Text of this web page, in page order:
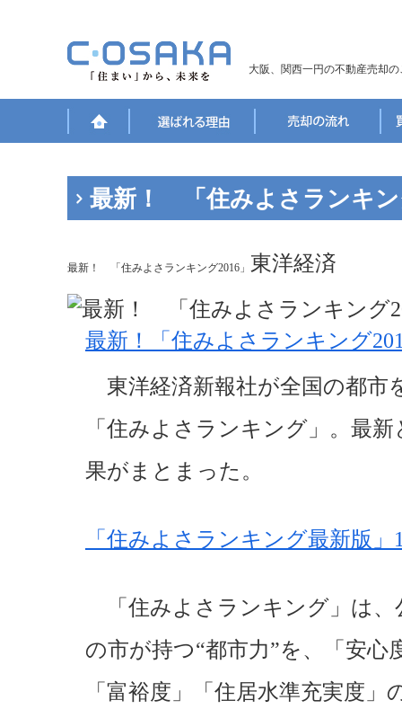
大阪、関西一円の不動産売却
最新！ 「住みよさランキン
最新！ 「住みよさランキング2016」 東洋経済
最新！「住みよさランキング
東洋経済新報社が全国の都市
「住みよさランキング」。最
果がまとまった。
「住みよさランキング最新版」
「住みよさランキング」は、
の市が持つ“都市力”を、「安心
「富裕度」「住居水準充実度